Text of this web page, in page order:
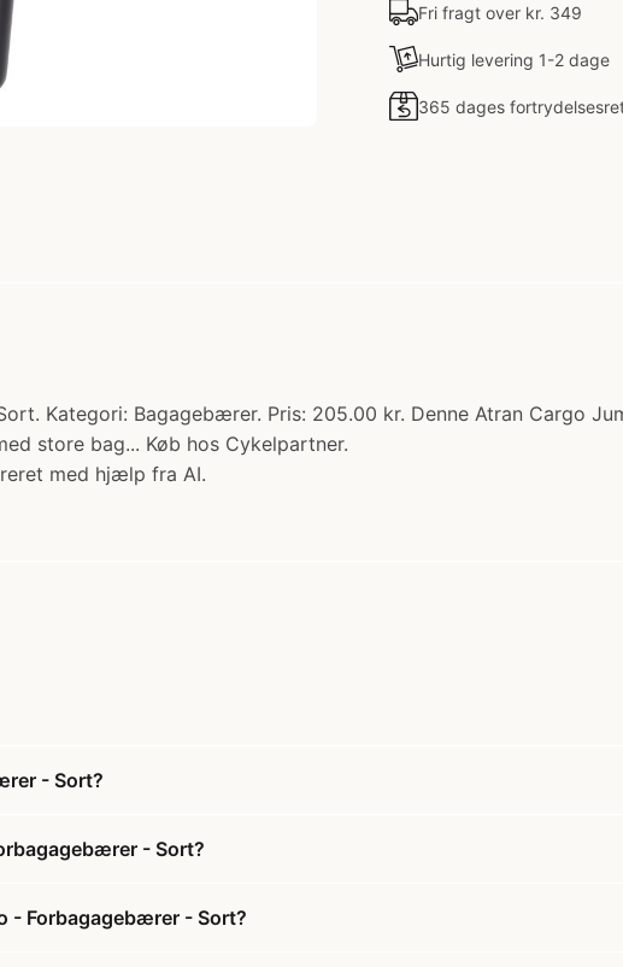
Fri fragt over kr. 349
Hurtig levering 1-2 dage
365 dages
Kategori: Bagagebærer. Pris: 205.00 kr. Denne Atran Cargo
store bag... Køb hos Cykelpartner.
med hjælp fra AI.
- Sort?
- Sort?
- Forbagagebærer - Sort?